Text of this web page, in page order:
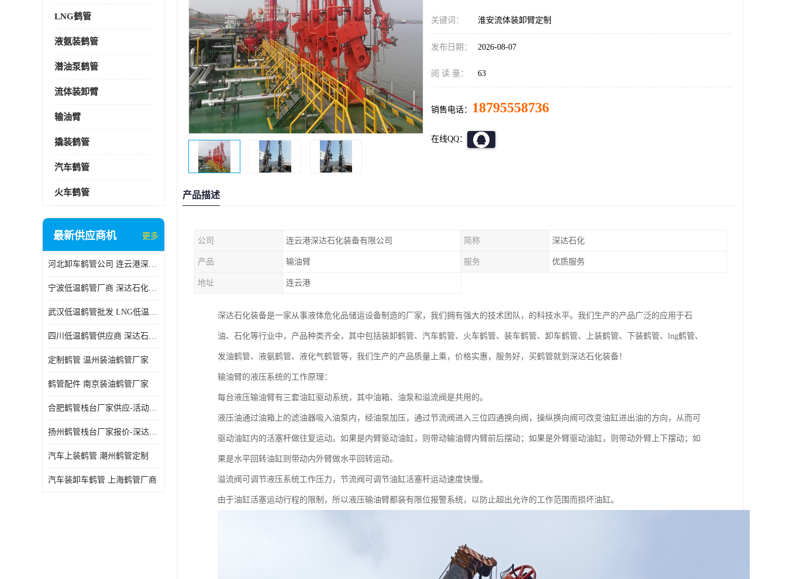
LNG鹤管
液氨装鹤管
潜油泵鹤管
流体装卸臂
输油臂
撬装鹤管
汽车鹤管
火车鹤管
最新供应商机 更多
河北卸车鹤管公司 连云港深达石化装备有限公司
宁波低温鹤管厂商 深达石化装备有限公司
武汉低温鹤管批发 LNG低温鹤管生产商
四川低温鹤管供应商 深达石化装备
定制鹤管 温州装油鹤管厂家
鹤管配件 南京装油鹤管厂家
合肥鹤管栈台厂家供应-活动梯栈台厂商
扬州鹤管栈台厂家报价-深达石化装备有限公司
汽车上装鹤管 潮州鹤管定制
汽车装卸车鹤管 上海鹤管厂商
关键词： 淮安流体装卸臂定制
发布日期： 2026-08-07
阅 读 量： 63
销售电话： 18795558736
在线QQ：
产品描述
公司 连云港深达石化装备有限公司 简称 深达石化
产品 输油臂 服务 优质服务
地址 连云港
深达石化装备是一家从事液体危化品储运设备制造的厂家，我们拥有强大的技术团队，的科技水平。我们生产的产品广泛的应用于石
油、石化等行业中，产品种类齐全，其中包括装卸鹤管、汽车鹤管、火车鹤管、装车鹤管、卸车鹤管、上装鹤管、下装鹤管、lng鹤管、
发油鹤管、液氨鹤管、液化气鹤管等，我们生产的产品质量上乘，价格实惠，服务好，买鹤管就到深达石化装备！
输油臂的液压系统的工作原理：
每台液压输油臂有三套油缸驱动系统，其中油箱、油泵和溢流阀是共用的。
液压油通过油箱上的滤油器吸入油泵内，经油泵加压，通过节流阀进入三位四通换向阀，操纵换向阀可改变油缸进出油的方向，从而可
驱动油缸内的活塞杆做往复运动。如果是内臂驱动油缸，则带动输油臂内臂前后摆动；如果是外臂驱动油缸，则带动外臂上下摆动；如
果是水平回转油缸则带动内外臂做水平回转运动。
溢流阀可调节液压系统工作压力，节流阀可调节油缸活塞杆运动速度快慢。
由于油缸活塞运动行程的限制，所以液压输油臂都装有限位报警系统，以防止超出允许的工作范围而损坏油缸。